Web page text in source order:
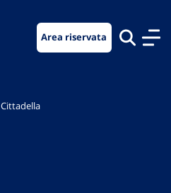
Area riservata
Cittadella